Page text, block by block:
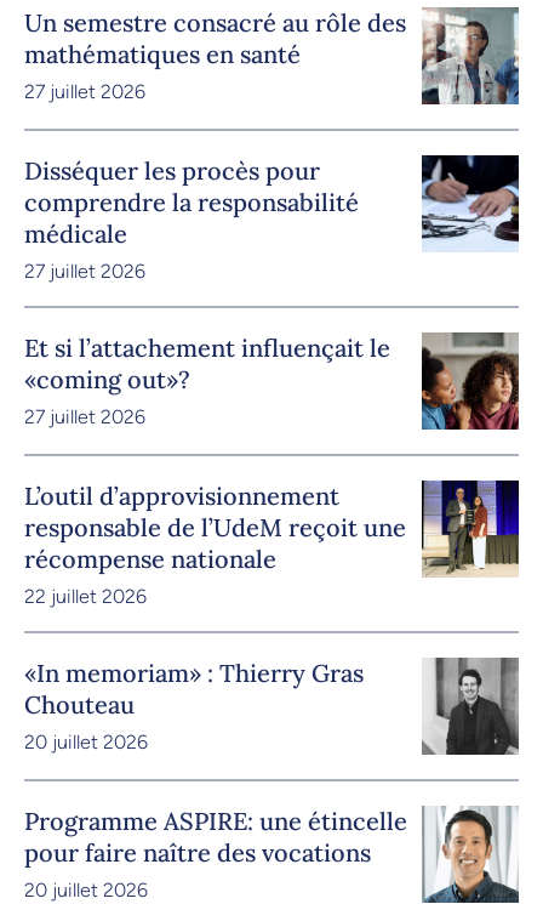
Un semestre consacré au rôle des
mathématiques en santé
27 juillet 2026
Disséquer les procès pour
comprendre la responsabilité
médicale
27 juillet 2026
Et si l’attachement influençait le
«coming out»?
27 juillet 2026
L’outil d’approvisionnement
responsable de l’UdeM reçoit une
récompense nationale
22 juillet 2026
«In memoriam» : Thierry Gras
Chouteau
20 juillet 2026
Programme ASPIRE: une étincelle
pour faire naître des vocations
20 juillet 2026